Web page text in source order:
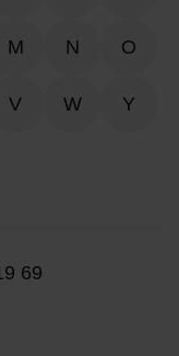
M N O
V W Y
69